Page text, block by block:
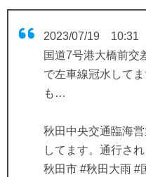
2023/07/19 10:31
国道7号港大橋前交
で左車線冠水して
も…
秋田中央交通臨海
してます。通行さ
秋田市 #秋田大雨 #